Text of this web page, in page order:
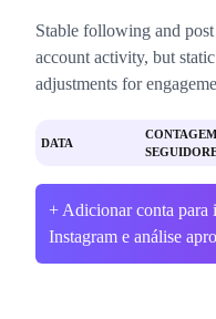
Stable following and
account activity, but
adjustments for
DATA
+ Adicionar conta para
Instagram e análise